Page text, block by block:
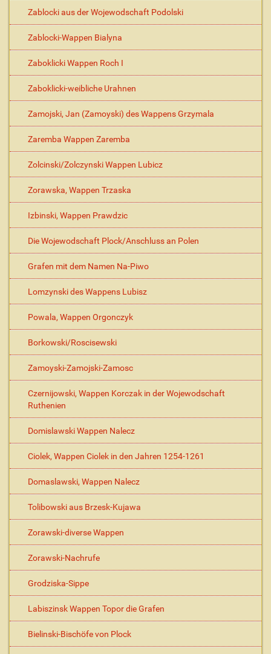
Zablocki aus der Wojewodschaft Podolski
Zablocki-Wappen Bialyna
Zaboklicki Wappen Roch I
Zaboklicki-weibliche Urahnen
Zamojski, Jan (Zamoyski) des Wappens Grzymala
Zaremba Wappen Zaremba
Zolcinski/Zolczynski Wappen Lubicz
Zorawska, Wappen Trzaska
Izbinski, Wappen Prawdzic
Die Wojewodschaft Plock/Anschluss an Polen
Grafen mit dem Namen Na-Piwo
Lomzynski des Wappens Lubisz
Powala, Wappen Orgonczyk
Borkowski/Roscisewski
Zamoyski-Zamojski-Zamosc
Czernijowski, Wappen Korczak in der Wojewodschaft
Ruthenien
Domislawski Wappen Nalecz
Ciolek, Wappen Ciolek in den Jahren 1254-1261
Domaslawski, Wappen Nalecz
Tolibowski aus Brzesk-Kujawa
Zorawski-diverse Wappen
Zorawski-Nachrufe
Grodziska-Sippe
Labiszinsk Wappen Topor die Grafen
Bielinski-Bischöfe von Plock